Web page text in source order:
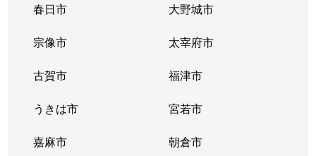
春日市 大野城市
宗像市 太宰府市
古賀市 福津市
うきは市 宮若市
嘉麻市 朝倉市